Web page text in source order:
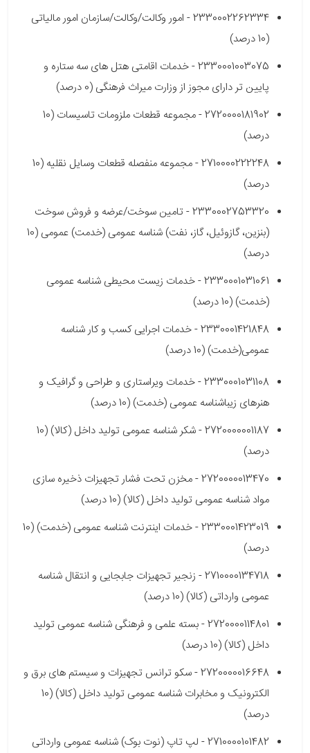
2330002262334 - امور وکالت/وکالت/سازمان امور مالیاتی
(10 درصد)
2330001003075 - خدمات اقامتی هتل های سه ستاره و
پایین تر دارای مجوز از وزارت میراث فرهنگی (0 درصد)
2720000181902 - مجموعه قطعات ملزومات تاسیسات (10
درصد)
2710000222248 - مجموعه منفصله قطعات وسایل نقلیه (10
درصد)
2330002753320 - تامین سوخت/عرضه و فروش سوخت
(بنزین، گازوئیل، گاز، نفت) شناسه عمومی (خدمت) عمومی (10
درصد)
2330001031061 - خدمات زیست محیطی شناسه عمومی
(خدمت) (10 درصد)
2330001421848 - خدمات اجرایی کسب و کار شناسه
عمومی(خدمت) (10 درصد)
2330001031108 - خدمات ویراستاری و طراحی و گرافیک و
هنرهای زیباشناسه عمومی (خدمت) (10 درصد)
2720000001187 - شکر شناسه عمومی تولید داخل (کالا) (10
درصد)
2720000013470 - مخزن تحت فشار تجهیزات ذخیره سازی
مواد شناسه عمومی تولید داخل (کالا) (10 درصد)
2330001423019 - خدمات اینترنت شناسه عمومی (خدمت) (10
درصد)
2710000134718 - زنجیر تجهیزات جابجایی و انتقال شناسه
عمومی وارداتی (کالا) (10 درصد)
2720000114801 - بسته علمی و فرهنگی شناسه عمومی تولید
داخل (کالا) (10 درصد)
2720000016648 - سکو ترانس تجهیزات و سیستم های برق و
الکترونیک و مخابرات شناسه عمومی تولید داخل (کالا) (10
درصد)
2710000101482 - لپ تاپ (نوت بوک) شناسه عمومی وارداتی